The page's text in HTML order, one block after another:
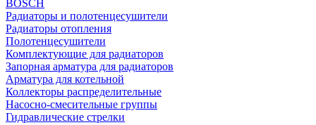
BOSCH
Радиаторы и полотенцесушители
Радиаторы отопления
Полотенцесушители
Комплектующие для радиаторов
Запорная арматура для радиаторов
Арматура для котельной
Коллекторы распределительные
Насосно-смесительные группы
Гидравлические стрелки